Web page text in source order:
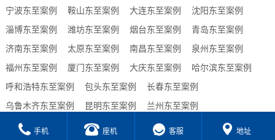
宁波东至案例
鞍山东至案例 大连东至案例
沈阳东至案例
淄博东至案例
潍坊东至案例 烟台东至案例
青岛东至案例
济南东至案例
太原东至案例 南昌东至案例
泉州东至案例
福州东至案例
厦门东至案例 大庆东至案例
哈尔滨东至案例
呼和浩特东至案例
包头东至案例
长春东至案例
乌鲁木齐东至案例
昆明东至案例
兰州东至案例
贵阳东至案例
合肥东至案例 西宁东至案例 海口东至案例
手机 座机 客服 地址